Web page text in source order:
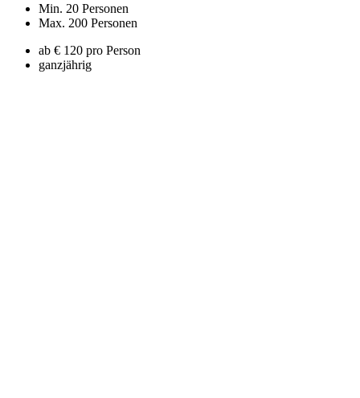
Min. 20 Personen
Max. 200 Personen
ab € 120 pro Person
ganzjährig